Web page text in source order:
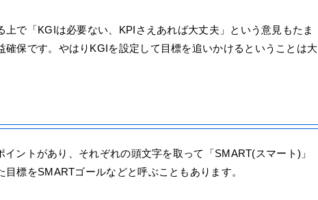
上で「KGIは必要ない、KPIさえあれば大丈夫」という意見もたま
確保です。やはりKGIを設定して目標を追いかけるということは大
ントがあり、それぞれの頭文字を取って「SMART(スマート)」
標をSMARTゴールなどと呼ぶこともあります。